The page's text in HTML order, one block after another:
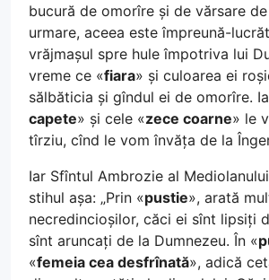
bucură de omorîre și de vărsare
urmare, aceea este împreună-
vrăjmașul spre hule împotriva lui
vreme ce «fiara» și culoarea ei
sălbăticia și gîndul ei de omorîre.
capete» și cele «zece coarne» le
tîrziu, cînd le vom învăța de la
Iar Sfîntul Ambrozie al
stihul așa: „Prin «pustie», arată
necredincioșilor, căci ei sînt lipsiți
sînt aruncați de la Dumnezeu. În «
«femeia cea desfrînată», adică